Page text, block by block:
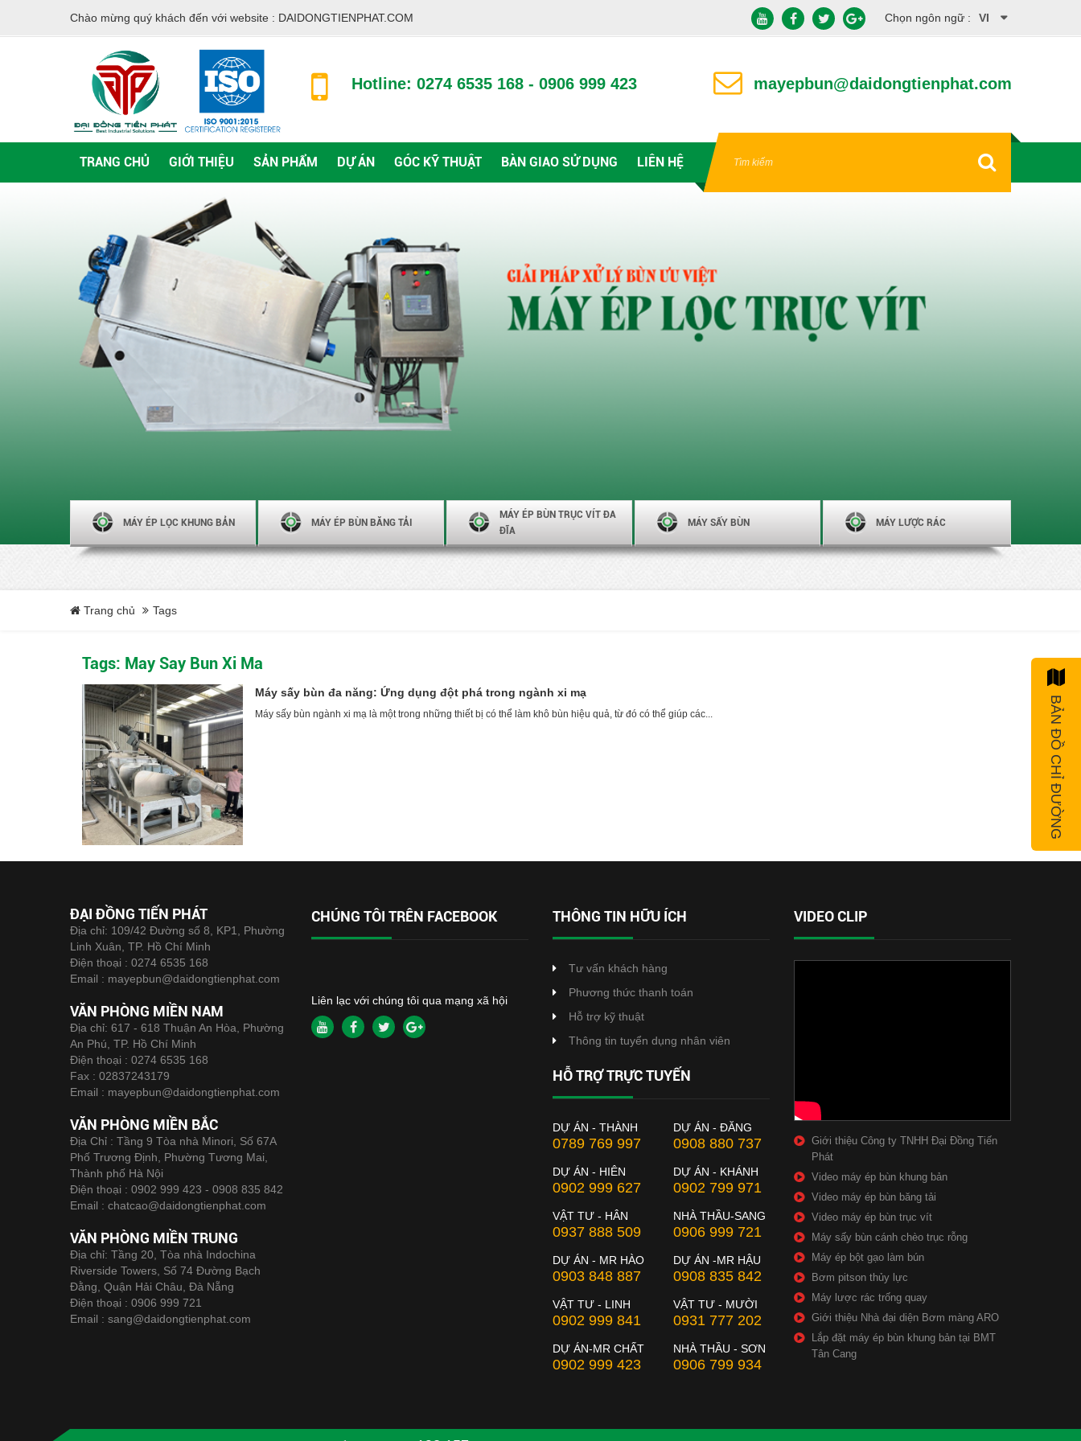
Chào mừng quý khách đến với website : DAIDONGTIENPHAT.COM Chọn ngôn ngữ : VI
Hotline: 0274 6535 168 - 0906 999 423 mayepbun@daidongtienphat.com
TRANG CHỦ GIỚI THIỆU SẢN PHẨM DỰ ÁN GÓC KỸ THUẬT BÀN GIAO SỬ DỤNG LIÊN HỆ
MÁY ÉP LỌC KHUNG BẢN MÁY ÉP BÙN BĂNG TẢI
MÁY ÉP BÙN TRỤC VÍT ĐA
ĐĨA
MÁY SẤY BÙN MÁY LƯỢC RÁC
Trang chủ Tags
Tags: May Say Bun Xi Ma
Máy sấy bùn đa năng: Ứng dụng đột phá trong ngành xi mạ
Máy sấy bùn ngành xi mạ là một trong những thiết bị có thể làm khô bùn hiệu quả, từ đó có thể giúp các...
ĐẠI ĐỒNG TIẾN PHÁT
Địa chỉ: 109/42 Đường số 8, KP1, Phường
Linh Xuân, TP. Hồ Chí Minh
Điện thoại : 0274 6535 168
Email : mayepbun@daidongtienphat.com
VĂN PHÒNG MIỀN NAM
Địa chỉ: 617 - 618 Thuận An Hòa, Phường
An Phú, TP. Hồ Chí Minh
Điện thoại : 0274 6535 168
Fax : 02837243179
Email : mayepbun@daidongtienphat.com
VĂN PHÒNG MIỀN BẮC
Địa Chỉ : Tầng 9 Tòa nhà Minori, Số 67A
Phố Trương Định, Phường Tương Mai,
Thành phố Hà Nội
Điện thoại : 0902 999 423 - 0908 835 842
Email : chatcao@daidongtienphat.com
VĂN PHÒNG MIỀN TRUNG
Địa chỉ: Tầng 20, Tòa nhà Indochina
Riverside Towers, Số 74 Đường Bạch
Đằng, Quận Hải Châu, Đà Nẵng
Điện thoại : 0906 999 721
Email : sang@daidongtienphat.com
CHÚNG TÔI TRÊN FACEBOOK
Liên lạc với chúng tôi qua mạng xã hội
THÔNG TIN HỮU ÍCH
Tư vấn khách hàng
Phương thức thanh toán
Hỗ trợ kỹ thuật
Thông tin tuyển dụng nhân viên
HỖ TRỢ TRỰC TUYẾN
DỰ ÁN - THÀNH
0789 769 997
DỰ ÁN - ĐĂNG
0908 880 737
DỰ ÁN - HIÊN
0902 999 627
DỰ ÁN - KHÁNH
0902 799 971
VẬT TƯ - HÂN
0937 888 509
NHÀ THẦU-SANG
0906 999 721
DỰ ÁN - MR HÀO
0903 848 887
DỰ ÁN -MR HẬU
0908 835 842
VẬT TƯ - LINH
0902 999 841
VẬT TƯ - MƯỜI
0931 777 202
DỰ ÁN-MR CHẤT
0902 999 423
NHÀ THẦU - SƠN
0906 799 934
VIDEO CLIP
Giới thiệu Công ty TNHH Đại Đồng Tiến
Phát
Video máy ép bùn khung bản
Video máy ép bùn băng tải
Video máy ép bùn trục vít
Máy sấy bùn cánh chèo trục rỗng
Máy ép bột gạo làm bún
Bơm pitson thủy lực
Máy lược rác trống quay
Giới thiệu Nhà đại diện Bơm màng ARO
Lắp đặt máy ép bùn khung bản tại BMT
Tân Cang
BẢN ĐỒ CHỈ ĐƯỜNG